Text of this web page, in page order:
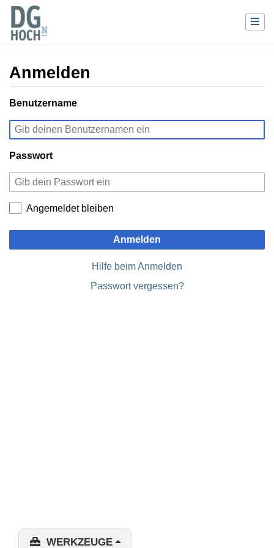
Anmelden
Wechseln zu:Navigation
Benutzername
Passwort
Angemeldet bleiben
Anmelden
Hilfe beim Anmelden
Passwort vergessen?
WERKZEUGE